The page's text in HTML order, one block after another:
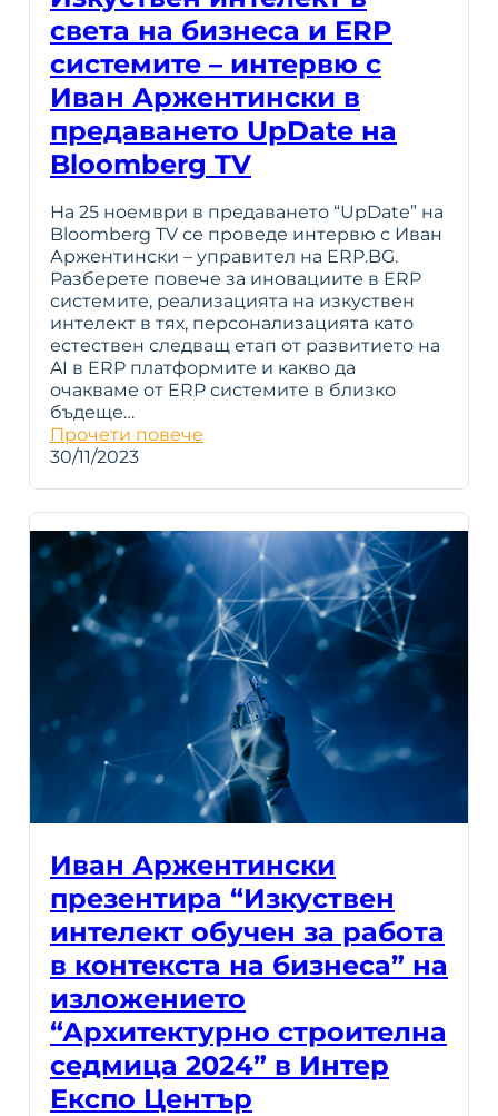
света на бизнеса и ERP
системите – интервю с
Иван Аржентински в
предаването UpDate на
Bloomberg TV
На 25 ноември в предаването “UpDate” на
Bloomberg TV се проведе интервю с Иван
Аржентински – управител на ERP.BG.
Разберете повече за иновациите в ERP
системите, реализацията на изкуствен
интелект в тях, персонализацията като
естествен следващ етап от развитието на
AI в ERP платформите и какво да
очакваме от ERP системите в близко
бъдеще…
Прочети повече
30/11/2023
Иван Аржентински
презентира “Изкуствен
интелект обучен за работа
в контекста на бизнеса” на
изложението
“Архитектурно строителна
седмица 2024” в Интер
Експо Център